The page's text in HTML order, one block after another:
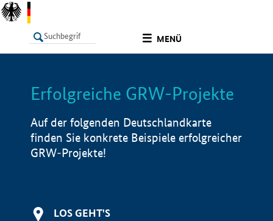
MENÜ
LISTE Info
Erfolgreiche GRW-Projekte
Auf der folgenden Deutschlandkarte
finden Sie konkrete Beispiele erfolgreicher
GRW-Projekte!
LOS GEHT'S